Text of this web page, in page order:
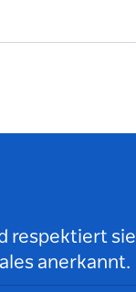
respektiert
anerkannt.